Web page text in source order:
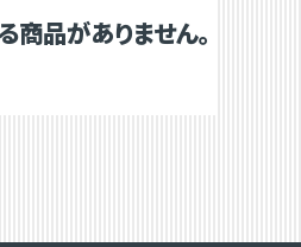
商品がありません。